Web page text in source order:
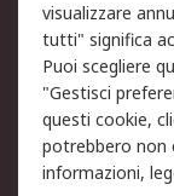
Email Security
Condizioni di
Etica e
Chi Siamo
visualizzare
tutti" significa
Puoi scegliere
"Gestisci
questi cookie,
potrebbero non
informazioni,